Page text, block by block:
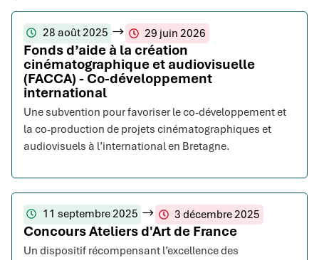
28 août 2025 29 juin 2026
Fonds d’aide à la création
cinématographique et audiovisuelle
(FACCA) - Co-développement
international
Une subvention pour favoriser le co-développement et
la co-production de projets cinématographiques et
audiovisuels à l’international en Bretagne.
11 septembre 2025 3 décembre 2025
Concours Ateliers d'Art de France
Un dispositif récompensant l’excellence des